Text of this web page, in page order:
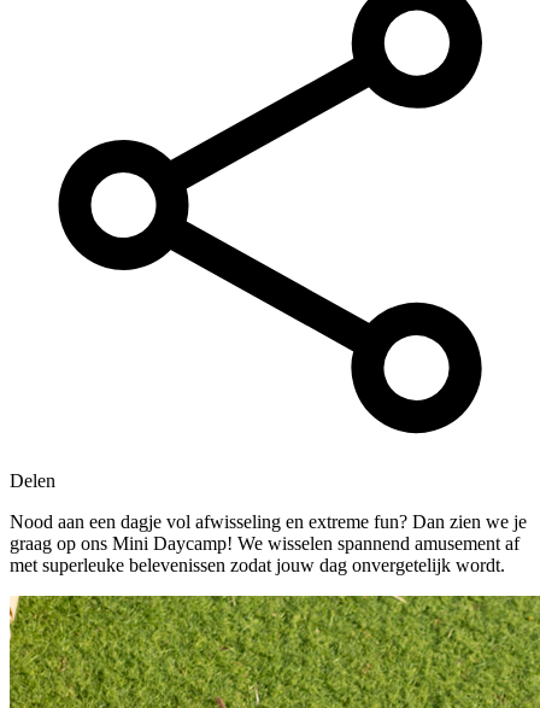
Delen
Nood aan een dagje vol afwisseling en extreme fun? Dan zien we je
graag op ons Mini Daycamp! We wisselen spannend amusement af
met superleuke belevenissen zodat jouw dag onvergetelijk wordt.